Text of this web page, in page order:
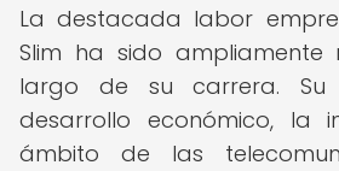
La destacada labor
Slim ha sido
largo de su carrera. Su
desarrollo económico, la
ámbito de las